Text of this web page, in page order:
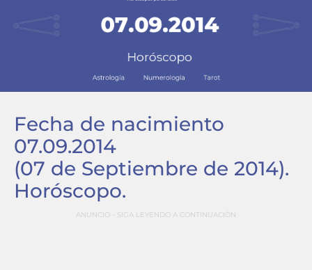
Fecha de nacimiento
07.09.2014
(07 de Septiembre de 2014).
Horóscopo.
ANUNCIO - SIGA LEYENDO A CONTINUACIÓN